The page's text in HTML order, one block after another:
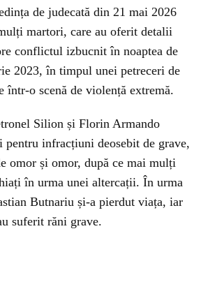
de judecată din 21 mai 2026
martori, care au oferit detalii
conflictul izbucnit în noaptea de
2023, în timpul unei petreceri de
într-o scenă de violență extremă.
Silion și Florin Armando
infracțiuni deosebit de grave,
omor și omor, după ce mai mulți
în urma unei altercații. În urma
Butnariu și-a pierdut viața, iar
suferit răni grave.